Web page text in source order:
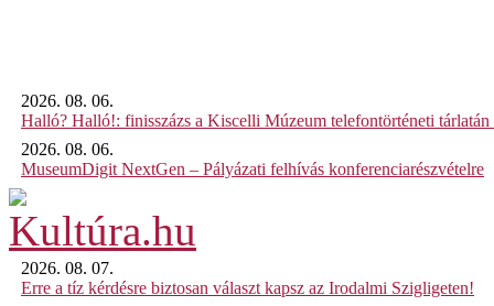
2026. 08. 06.
Halló? Halló!: finisszázs a Kiscelli Múzeum telefontörténeti tárlatán
2026. 08. 06.
MuseumDigit NextGen – Pályázati felhívás konferenciarészvételre
2026. 08. 07.
Erre a tíz kérdésre biztosan választ kapsz az Irodalmi Szigligeten!